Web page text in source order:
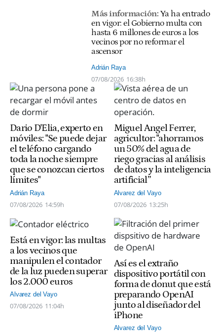
Más información: Ya ha entrado
en vigor: el Gobierno multa con
hasta 6 millones de euros a los
vecinos por no reformar el
ascensor
Adrián Raya
07/08/2026 16:38h
Dario D'Elia, experto en
móviles: "Se puede dejar
el teléfono cargando
toda la noche siempre
que se conozcan ciertos
límites"
Adrián Raya
07/08/2026 14:59h
Miguel Angel Ferrer,
agricultor: "ahorramos
un 50% del agua de
riego gracias al análisis
de datos y la inteligencia
artificial”
Alvarez del Vayo
07/08/2026 13:25h
Está en vigor: las multas
a los vecinos que
manipulen el contador
de la luz pueden superar
los 2.000 euros
Alvarez del Vayo
07/08/2026 11:04h
Así es el extraño
dispositivo portátil con
forma de donut que está
preparando OpenAI
junto al diseñador del
iPhone
Alvarez del Vayo